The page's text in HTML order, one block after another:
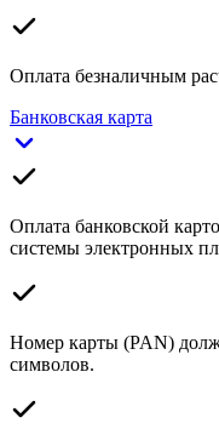
Оплата безналичным
Банковская карта
Оплата банковской
системы электронных
Номер карты (PAN)
символов.